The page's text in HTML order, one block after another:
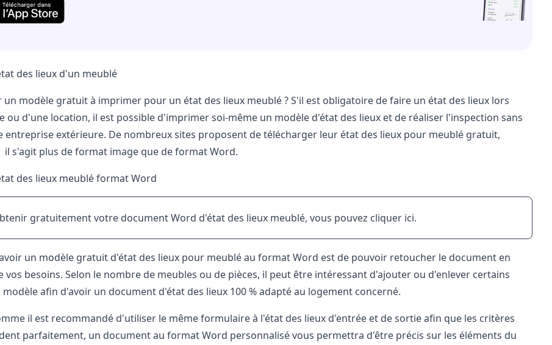
des lieux d'un meublé
un modèle gratuit à imprimer pour un état des lieux meublé ? S'il est obligatoire defaire un état des lieuxlors
ou d'une location, il est possible d'imprimer soi-même un modèle d'état des lieux et de réaliser l'inspection sans
entreprise extérieure. De nombreux sites proposent de télécharger leur état des lieux pour meublé gratuit,
il s'agit plus de format image que de format Word.
des lieux meublé format Word
gratuitement votre document Word d'état des lieux meublé, vous pouvez cliquer ici.
un modèle gratuit d'état des lieux pour meublé au format Word est de pouvoir retoucher le document en
vos besoins. Selon le nombre de meubles ou de pièces, il peut être intéressant d'ajouter ou d'enlever certains
afin d'avoir un document d'état des lieux 100 % adapté au logement concerné.
il est recommandé d'utiliser le même formulaire à l'état des lieux d'entrée et de sortie afin que les critères
parfaitement, un document au format Word personnalisé vous permettra d'être précis sur les éléments du